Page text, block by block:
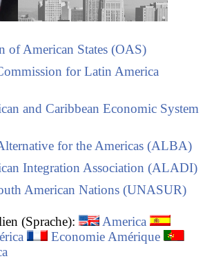
of American States (OAS)
for Latin America
and Caribbean Economic System
for the Americas (ALBA)
Integration Association (ALADI)
American Nations (UNASUR)
(Sprache):
America
Economie Amérique